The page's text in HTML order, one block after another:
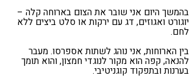
בהמשך היום אני שובר את הצום בארוחה קלה –
יוגורט ואגוזים, דג עם ירקות או סלט ביצים ללא
לחם.
בין הארוחות, אני נוהג לשתות אספרסו. מעבר
להנאה, קפה הוא מקור לנוגדי חמצון, והוא תומך
בערנות ובתפקוד קוגניטיבי.